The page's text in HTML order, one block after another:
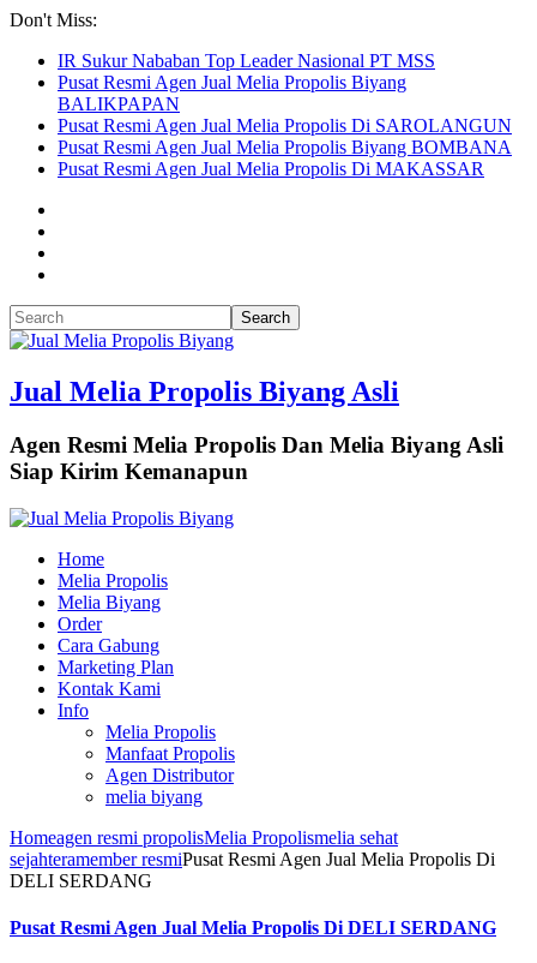
Don't Miss:
IR Sukur Nababan Top Leader Nasional PT MSS
Pusat Resmi Agen Jual Melia Propolis Biyang
BALIKPAPAN
Pusat Resmi Agen Jual Melia Propolis Di SAROLANGUN
Pusat Resmi Agen Jual Melia Propolis Biyang BOMBANA
Pusat Resmi Agen Jual Melia Propolis Di MAKASSAR
Jual Melia Propolis Biyang Asli
Agen Resmi Melia Propolis Dan Melia Biyang Asli
Siap Kirim Kemanapun
Home
Melia Propolis
Melia Biyang
Order
Cara Gabung
Marketing Plan
Kontak Kami
Info
Melia Propolis
Manfaat Propolis
Agen Distributor
melia biyang
Homeagen resmi propolisMelia Propolismelia sehat
sejahteramember resmiPusat Resmi Agen Jual Melia Propolis Di
DELI SERDANG
Pusat Resmi Agen Jual Melia Propolis Di DELI SERDANG